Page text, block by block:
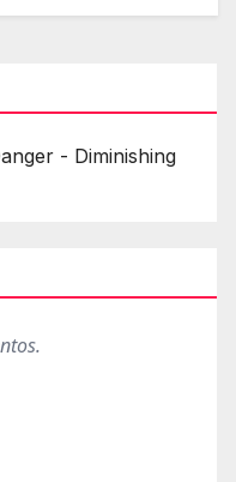
- Diminishing